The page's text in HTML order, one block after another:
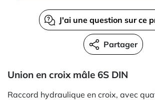
J'ai une question sur ce
Partager
Union en croix mâle 6S DIN
Raccord hydraulique en croix, avec